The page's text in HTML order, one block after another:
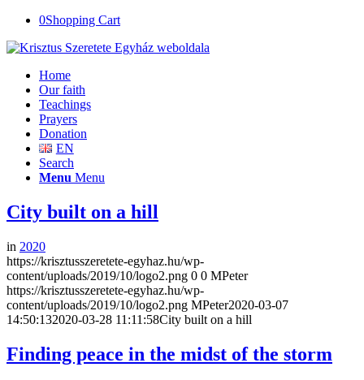
0Shopping Cart
Home
Our faith
Teachings
Prayers
Donation
EN
Search
Menu Menu
City built on a hill
in 2020
https://krisztusszeretete-egyhaz.hu/wp-
content/uploads/2019/10/logo2.png 0 0 MPeter
https://krisztusszeretete-egyhaz.hu/wp-
content/uploads/2019/10/logo2.png MPeter2020-03-07
14:50:132020-03-28 11:11:58City built on a hill
Finding peace in the midst of the storm